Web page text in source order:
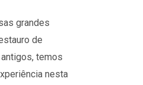
grandes
de
temos
nesta